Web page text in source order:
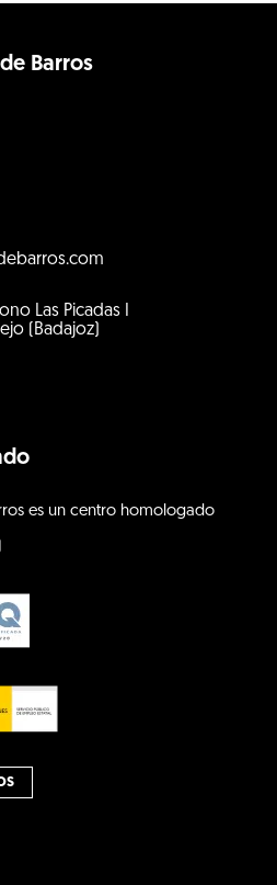
es un centro homologado
Barros
Las Picadas I
(Badajoz)